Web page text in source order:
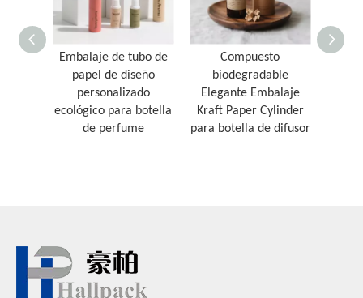
Embalaje de tubo de
papel de diseño
personalizado
ecológico para botella
de perfume
Compuesto
biodegradable
Elegante Embalaje
Kraft Paper Cylinder
para botella de difusor